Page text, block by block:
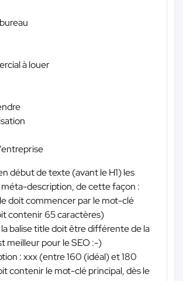
à louer
début de texte (avant le H1) les
description, de cette façon :
doit commencer par le mot-clé
contenir 65 caractères)
balise title doit être différente de la
meilleur pour le SEO :-)
: xxx (entre 160 (idéal) et 180
contenir le mot-clé principal, dès le